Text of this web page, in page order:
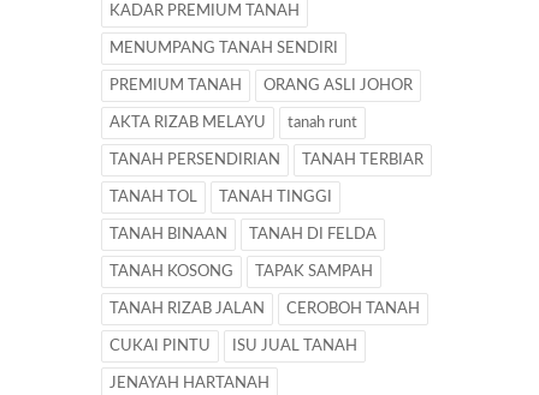
KADAR PREMIUM TANAH
MENUMPANG TANAH SENDIRI
PREMIUM TANAH ORANG ASLI JOHOR
AKTA RIZAB MELAYU tanah runt
TANAH PERSENDIRIAN TANAH TERBIAR
TANAH TOL TANAH TINGGI
TANAH BINAAN TANAH DI FELDA
TANAH KOSONG TAPAK SAMPAH
TANAH RIZAB JALAN CEROBOH TANAH
CUKAI PINTU ISU JUAL TANAH
JENAYAH HARTANAH